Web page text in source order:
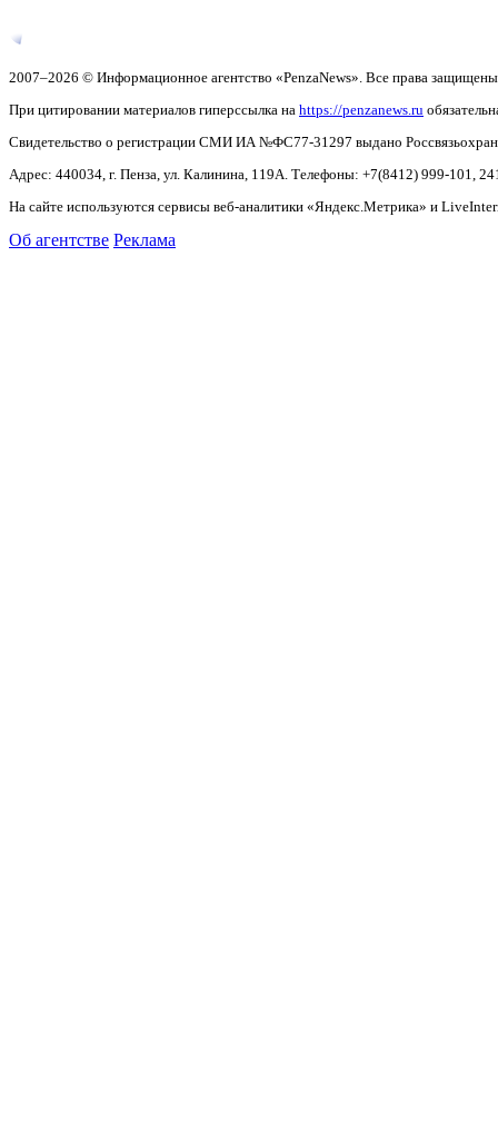
2007–2026 © Информационное агентство «PenzaNews». Все права
При цитировании материалов гиперссылка на https://penzanews.ru
Свидетельство о регистрации СМИ ИА №ФС77-31297 выдано
Адрес: 440034, г. Пенза, ул. Калинина, 119А. Телефоны: +7(8412) 999-101,
На сайте используются сервисы веб-аналитики «Яндекс.Метрика» и
Об агентстве Реклама